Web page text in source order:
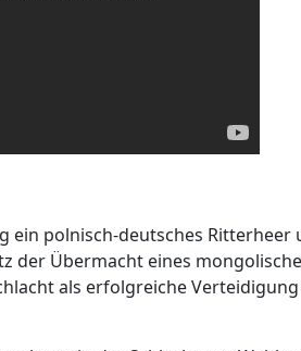
ein polnisch-deutsches
der Übermacht eines
als erfolgreiche